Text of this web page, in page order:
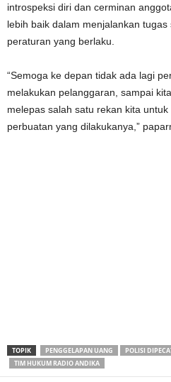
introspeksi diri dan cerminan
lebih baik dalam menjalankan
peraturan yang berlaku.
“Semoga ke depan tidak ada lagi
melakukan pelanggaran, sampai
melepas salah satu rekan kita
perbuatan yang dilakukanya,”
TOPIK PENGGELAPAN UANG POLISI
TIM HUKUM RADIO ANDIKA